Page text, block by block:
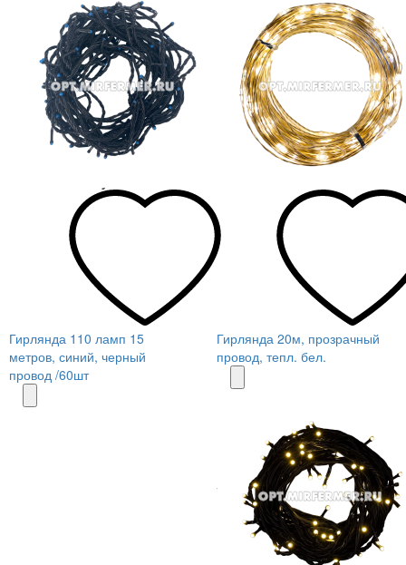
Гирлянда 110 ламп 15
метров, синий, черный
провод /60шт
Гирлянда 20м, прозрачный
провод, тепл. бел.